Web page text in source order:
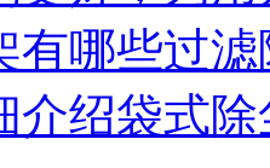
有哪些过
介绍袋式